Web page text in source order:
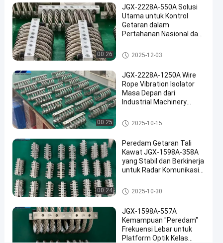
getaran
spring
shock
JGX-
1278-
310B
Isolator
getaran
tali kawat
2025-
04-04
13
pandangan
bicara
sekarang
Damping
getaran
Damping
isolasi
kawat
#
Damping
00:26
JGX-2228A-550A Solusi
Utama untuk Kontrol
Getaran dalam
Pertahanan Nasional dan
Isolator getaran tali kawat
2025-12-03
00:25
JGX-2228A-1250A Wire
Rope Vibration Isolator
Masa Depan dari
Industrial Machinery
Isolator getaran tali kawat
2025-10-15
00:24
Peredam Getaran Tali
Kawat JGX-1598A-358A
yang Stabil dan Berkinerja
untuk Radar Komunikasi
Isolator getaran tali kawat
2025-10-30
JGX-1598A-557A
Kemampuan "Peredam"
Frekuensi Lebar untuk
Platform Optik Kelas